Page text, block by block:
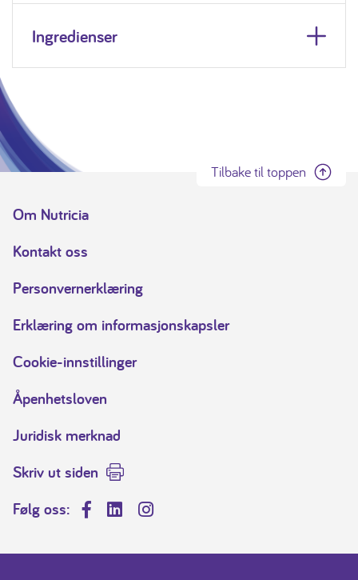
Ingredienser
Tilbake til toppen
Om Nutricia
Kontakt oss
Personvernerklæring
Erklæring om informasjonskapsler
Cookie-innstillinger
Åpenhetsloven
Juridisk merknad
Skriv ut siden
Følg oss:
Facebook
LinkedInInstagram